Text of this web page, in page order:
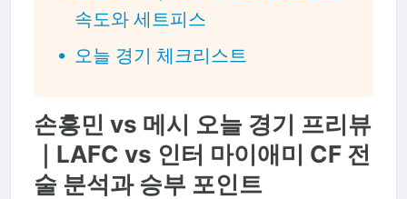
속도와 세트피스
오늘 경기 체크리스트
손흥민 vs 메시 오늘 경기 프리뷰
｜LAFC vs 인터 마이애미 CF 전
술 분석과 승부 포인트